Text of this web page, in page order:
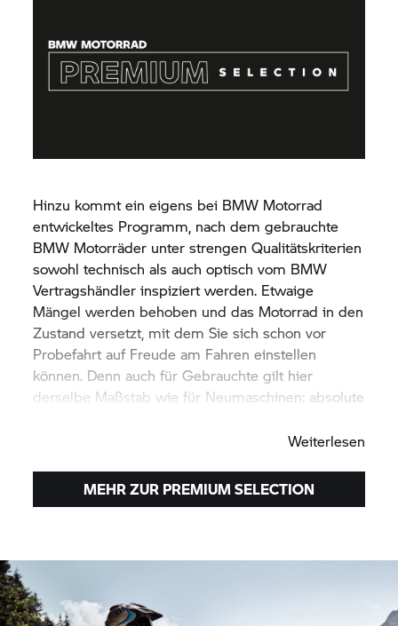
Hinzu kommt ein eigens bei BMW Motorrad
entwickeltes Programm, nach dem gebrauchte
BMW Motorräder unter strengen Qualitätskriterien
sowohl technisch als auch optisch vom BMW
Vertragshändler inspiziert werden. Etwaige
Mängel werden behoben und das Motorrad in den
Zustand versetzt, mit dem Sie sich schon vor
Probefahrt auf Freude am Fahren einstellen
können. Denn auch für Gebrauchte gilt hier
derselbe Maßstab wie für Neumaschinen: absolute
Weiterlesen
MEHR ZUR PREMIUM SELECTION